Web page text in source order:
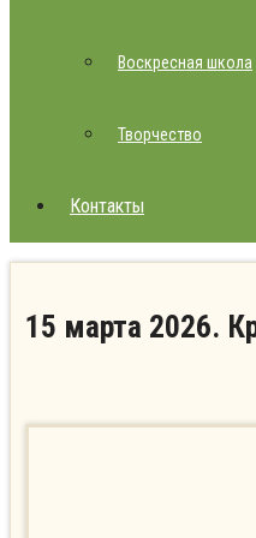
Воскресная школа
Творчество
Контакты
15 марта 2026.